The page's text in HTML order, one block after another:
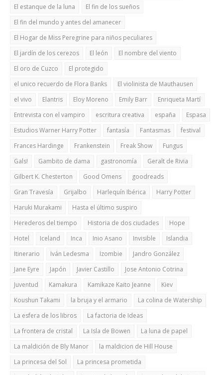
El estanque de la luna
El fin de los sueños
El fin del mundo y antes del amanecer
El Hogar de Miss Peregrine para niños peculiares
El jardín de los cerezos
El león
El nombre del viento
El oro de Cuzco
El protegido
el unico recuerdo de Flora Banks
El violinista de Mauthausen
el vivo
Elantris Eloy Moreno Emily Barr
Enriqueta Martí
Entrevista con el vampiro
escritura creativa españa
Espasa
Estudios Warner Harry Potter
fantasía Fantasmas
festival
Frances Hardinge
Frankenstein Freak Show
Fungus
Gals!
Gambito de dama gastronomía
Geralt de Rivia
Gilbert K. Chesterton
Good Omens
goodreads
Gran Travesía
Grijalbo Harlequín Ibérica
Harry Potter
Haruki Murakami
Hasta el último suspiro
Herederos del tiempo
Historia de dos ciudades
Hope
Hotel
Iceland Inca Inio Asano Invisible
Islandia
Itinerario
Iván Ledesma Izombie
Jandro González
Jane Eyre
Japón Javier Castillo
Jose Antonio Cotrina
Juventud
Kamakura Kamikaze Kaito Jeanne
Kiev
Koushun Takami
la bruja y el armario
La colina de Watership
La esfera de los libros
La factoria de Ideas
La frontera de cristal
La Isla de Bowen
La luna de papel
La maldición de Bly Manor
la maldicion de Hill House
La princesa del Sol
La princesa prometida